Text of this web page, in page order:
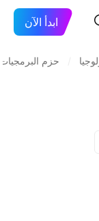
ابدأ الآن
حزم البرمجيات